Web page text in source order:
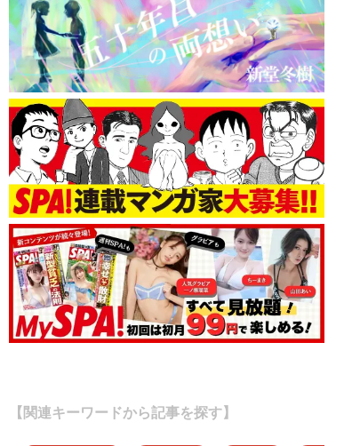
【関連キーワードから記事を探す】